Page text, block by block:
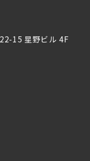
15 星野ビル 4F